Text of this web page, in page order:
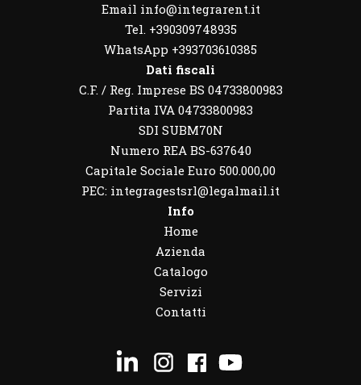
Email info@integrarent.it
Tel. +390309748935
WhatsApp +393703610385
Dati fiscali
C.F. / Reg. Imprese BS 04733800983
Partita IVA 04733800983
SDI SUBM70N
Numero REA BS-637640
Capitale Sociale Euro 500.000,00
PEC: integragestsrl@legalmail.it
Info
Home
Azienda
Catalogo
Servizi
Contatti